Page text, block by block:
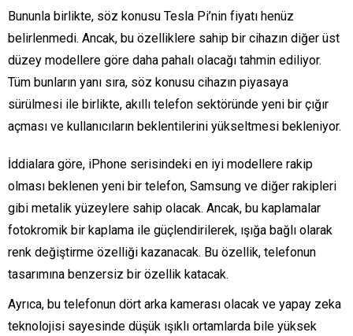
Bununla birlikte, söz konusu Tesla Pi’nin fiyatı henüz
belirlenmedi. Ancak, bu özelliklere sahip bir cihazın diğer üst
düzey modellere göre daha pahalı olacağı tahmin ediliyor.
Tüm bunların yanı sıra, söz konusu cihazın piyasaya
sürülmesi ile birlikte, akıllı telefon sektöründe yeni bir çığır
açması ve kullanıcıların beklentilerini yükseltmesi bekleniyor.
İddialara göre, iPhone serisindeki en iyi modellere rakip
olması beklenen yeni bir telefon, Samsung ve diğer rakipleri
gibi metalik yüzeylere sahip olacak. Ancak, bu kaplamalar
fotokromik bir kaplama ile güçlendirilerek, ışığa bağlı olarak
renk değiştirme özelliği kazanacak. Bu özellik, telefonun
tasarımına benzersiz bir özellik katacak.
Ayrıca, bu telefonun dört arka kamerası olacak ve yapay zeka
teknolojisi sayesinde düşük ışıklı ortamlarda bile yüksek